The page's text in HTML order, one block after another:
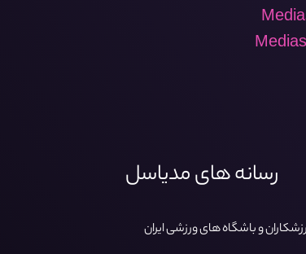
رسانه های مدیاسل
و باشگاه های ورزشی ایران